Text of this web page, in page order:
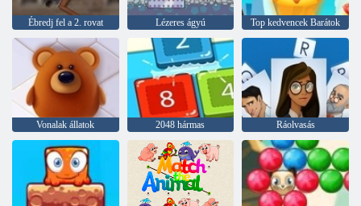
Ébredj fel a 2. rovat Lézeres ágyú Top kedvencek Barátok
Vonalak állatok 2048 hármas Ráolvasás